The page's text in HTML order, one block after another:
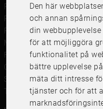
Den här
och annan
din
för att möjliggöra
funktionalitet på
bättre upplevelse
mäta ditt intresse
tjänster och för att
Ramverkstad & inramning
Passepartout
Posters
Måttbeställd passepartout
Framkalla bilder
Canvastavla
Studentskylt och
Tavelkrok